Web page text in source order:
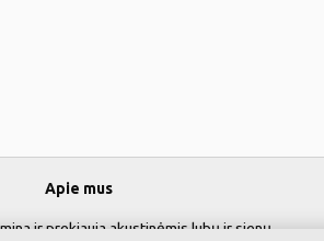
Apie mus
ir prekiauja akustinėmis lubų ir sienų